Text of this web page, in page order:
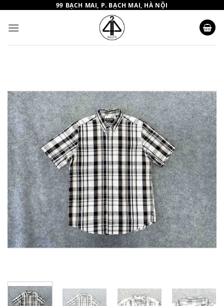
nội
dung
99 BẠCH MAI, P. BẠCH MAI, HÀ NỘI